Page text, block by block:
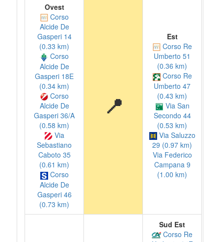
Ovest
Corso
Alcide De
Gasperi 14
(0.33 km)
Corso
Alcide De
Gasperi 18E
(0.34 km)
Corso
Alcide De
Gasperi 36/A
(0.58 km)
Via
Sebastiano
Caboto 35
(0.61 km)
Corso
Alcide De
Gasperi 46
(0.73 km)
📍
Est
Corso Re
Umberto 51
(0.36 km)
Corso Re
Umberto 47
(0.43 km)
Via San
Secondo 44
(0.53 km)
Via Saluzzo
29 (0.97 km)
Via Federico
Campana 9
(1.00 km)
Sud Est
Corso Re